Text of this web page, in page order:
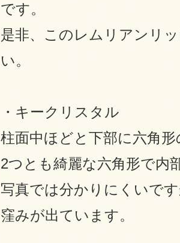
です。
是非、このレムリアンリ
い。
・キークリスタル
柱面中ほどと下部に六角
2つとも綺麗な六角形で内
写真では分かりにくいで
窪みが出ています。